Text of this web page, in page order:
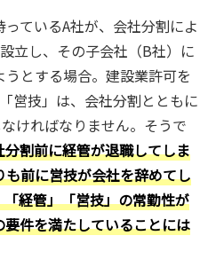
ているA社が、会社分割によ
立し、その子会社（B社）に
とする場合。建設業許可を
営技」は、会社分割とともに
ければなりません。そうで
分割前に経管が退職してしま
前に営技が会社を辞めてし
経管」「営技」の常勤性が
件を満たしていることには